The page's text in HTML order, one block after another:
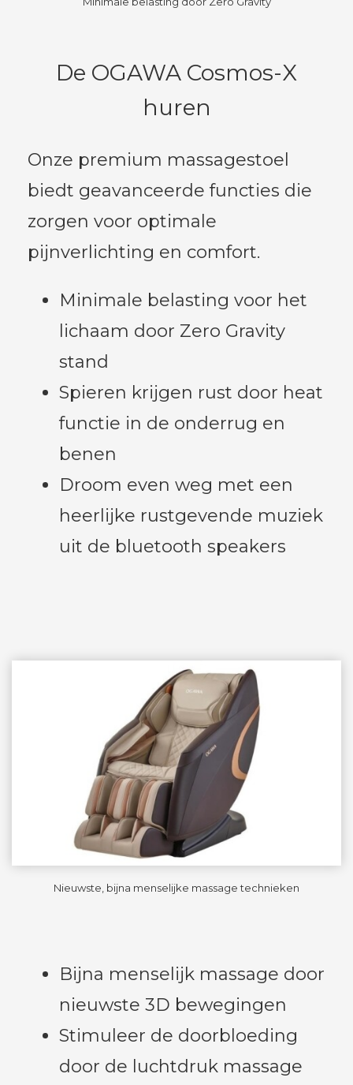
De OGAWA Cosmos-X
huren
Onze premium massagestoel
biedt geavanceerde functies die
zorgen voor optimale
pijnverlichting en comfort.
Minimale belasting voor het
lichaam door Zero Gravity
stand
Spieren krijgen rust door heat
functie in de onderrug en
benen
Droom even weg met een
heerlijke rustgevende muziek
uit de bluetooth speakers
Nieuwste, bijna menselijke massage technieken
Bijna menselijk massage door
nieuwste 3D bewegingen
Stimuleer de doorbloeding
door de luchtdruk massage